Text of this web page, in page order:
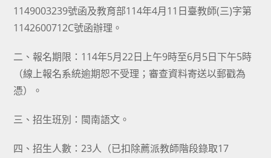
1149003239號函及教育部114年4月11日臺教師(三)字第
1142600712C號函辦理。
二、報名期限：114年5月22日上午9時至6月5日下午5時
（線上報名系統逾期恕不受理；審查資料寄送以郵戳為
憑）。
三、招生班別：閩南語文。
四、招生人數：23人（已扣除薦派教師階段錄取17